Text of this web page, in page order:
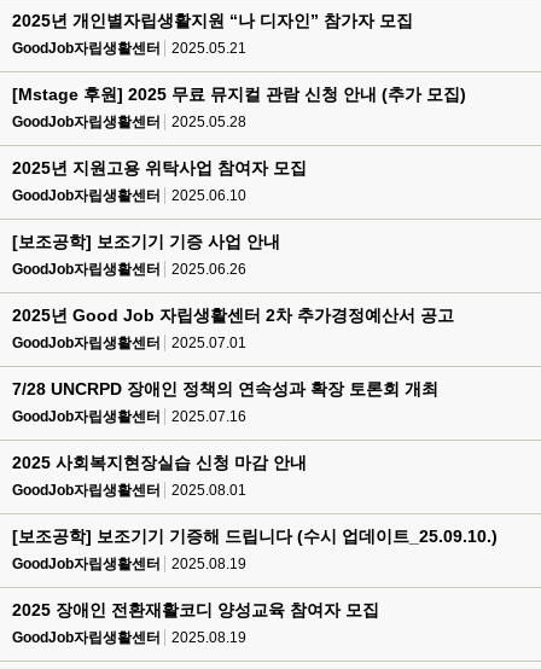
2025년 개인별자립생활지원 “나 디자인” 참가자 모집
GoodJob자립생활센터 2025.05.21
[Mstage 후원] 2025 무료 뮤지컬 관람 신청 안내 (추가 모집)
GoodJob자립생활센터 2025.05.28
2025년 지원고용 위탁사업 참여자 모집
GoodJob자립생활센터 2025.06.10
[보조공학] 보조기기 기증 사업 안내
GoodJob자립생활센터 2025.06.26
2025년 Good Job 자립생활센터 2차 추가경정예산서 공고
GoodJob자립생활센터 2025.07.01
7/28 UNCRPD 장애인 정책의 연속성과 확장 토론회 개최
GoodJob자립생활센터 2025.07.16
2025 사회복지현장실습 신청 마감 안내
GoodJob자립생활센터 2025.08.01
[보조공학] 보조기기 기증해 드립니다 (수시 업데이트_25.09.10.)
GoodJob자립생활센터 2025.08.19
2025 장애인 전환재활코디 양성교육 참여자 모집
GoodJob자립생활센터 2025.08.19